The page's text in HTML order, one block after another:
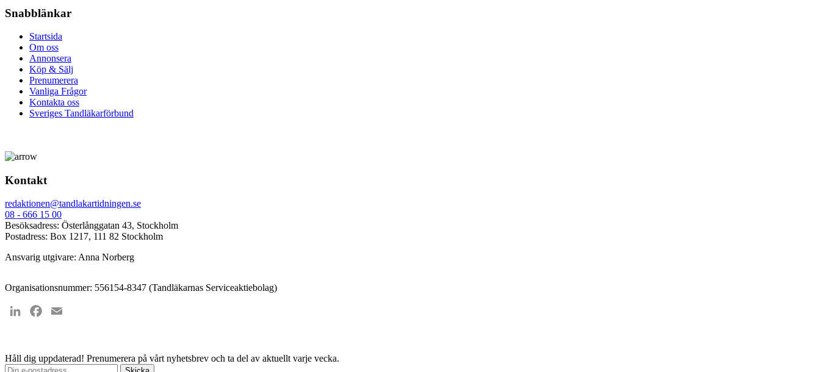
Snabblänkar
Startsida
Om oss
Annonsera
Köp & Sälj
Prenumerera
Vanliga Frågor
Kontakta oss
Sveriges Tandläkarförbund
Kontakt
redaktionen@tandlakartidningen.se
08 - 666 15 00
Besöksadress: Österlånggatan 43, Stockholm
Postadress: Box 1217, 111 82 Stockholm
Ansvarig utgivare: Anna Norberg
Organisationsnummer: 556154-8347 (Tandläkarnas Serviceaktiebolag)
LinkedInFacebook
Håll dig uppdaterad! Prenumerera på vårt nyhetsbrev och ta del av aktuellt varje vecka.